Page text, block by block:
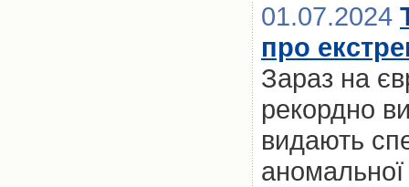
01.07.2024
про
Зараз на
рекордно
видають